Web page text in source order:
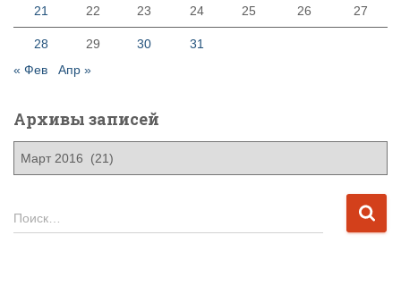
21 22 23 24 25 26 27
28 29 30
31
« Фев
Апр »
Архивы записей
в
Н
а
Поиск…